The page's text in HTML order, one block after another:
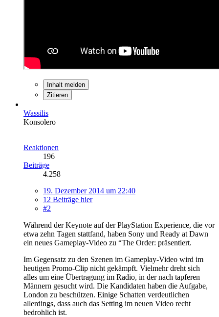
Inhalt melden
Zitieren
Wassilis
Konsolero
Reaktionen
196
Beiträge
4.258
19. Dezember 2014 um 22:40
12 Beiträge hier
#2
Während der Keynote auf der PlayStation Experience, die vor
etwa zehn Tagen stattfand, haben Sony und Ready at Dawn
ein neues Gameplay-Video zu “The Order: präsentiert.
Im Gegensatz zu den Szenen im Gameplay-Video wird im
heutigen Promo-Clip nicht gekämpft. Vielmehr dreht sich
alles um eine Übertragung im Radio, in der nach tapferen
Männern gesucht wird. Die Kandidaten haben die Aufgabe,
London zu beschützen. Einige Schatten verdeutlichen
allerdings, dass auch das Setting im neuen Video recht
bedrohlich ist.